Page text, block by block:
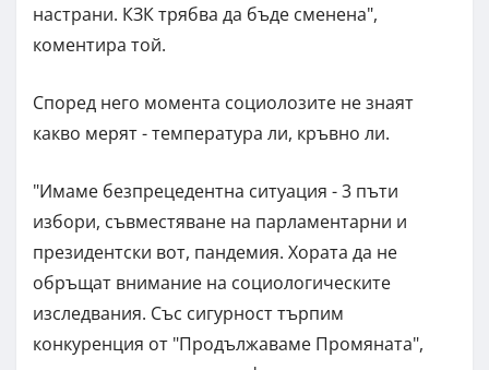
настрани. КЗК трябва да бъде сменена",
коментира той.
Според него момента социолозите не знаят
какво мерят - температура ли, кръвно ли.
"Имаме безпрецедентна ситуация - 3 пъти
избори, съвместяване на парламентарни и
президентски вот, пандемия. Хората да не
обръщат внимание на социологическите
изследвания. Със сигурност търпим
конкуренция от "Продължаваме Промяната",